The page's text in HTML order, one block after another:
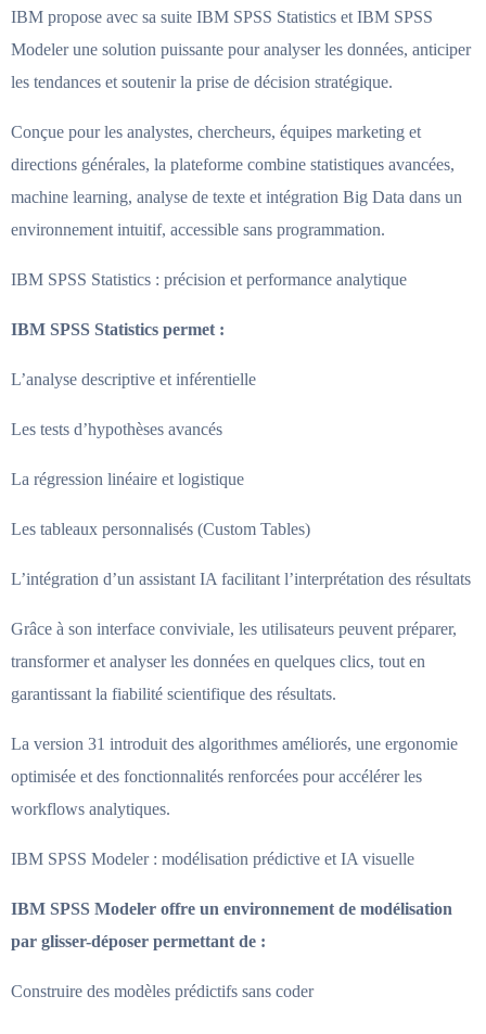
IBM propose avec sa suite IBM SPSS Statistics et IBM SPSS
Modeler une solution puissante pour analyser les données, anticiper
les tendances et soutenir la prise de décision stratégique.
Conçue pour les analystes, chercheurs, équipes marketing et
directions générales, la plateforme combine statistiques avancées,
machine learning, analyse de texte et intégration Big Data dans un
environnement intuitif, accessible sans programmation.
IBM SPSS Statistics : précision et performance analytique
IBM SPSS Statistics permet :
L’analyse descriptive et inférentielle
Les tests d’hypothèses avancés
La régression linéaire et logistique
Les tableaux personnalisés (Custom Tables)
L’intégration d’un assistant IA facilitant l’interprétation des résultats
Grâce à son interface conviviale, les utilisateurs peuvent préparer,
transformer et analyser les données en quelques clics, tout en
garantissant la fiabilité scientifique des résultats.
La version 31 introduit des algorithmes améliorés, une ergonomie
optimisée et des fonctionnalités renforcées pour accélérer les
workflows analytiques.
IBM SPSS Modeler : modélisation prédictive et IA visuelle
IBM SPSS Modeler offre un environnement de modélisation
par glisser-déposer permettant de :
Construire des modèles prédictifs sans coder